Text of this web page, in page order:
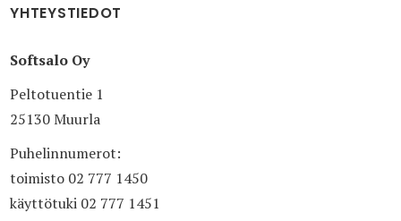
YHTEYSTIEDOT
Softsalo Oy
Peltotuentie 1
25130 Muurla
Puhelinnumerot:
toimisto 02 777 1450
käyttötuki 02 777 1451